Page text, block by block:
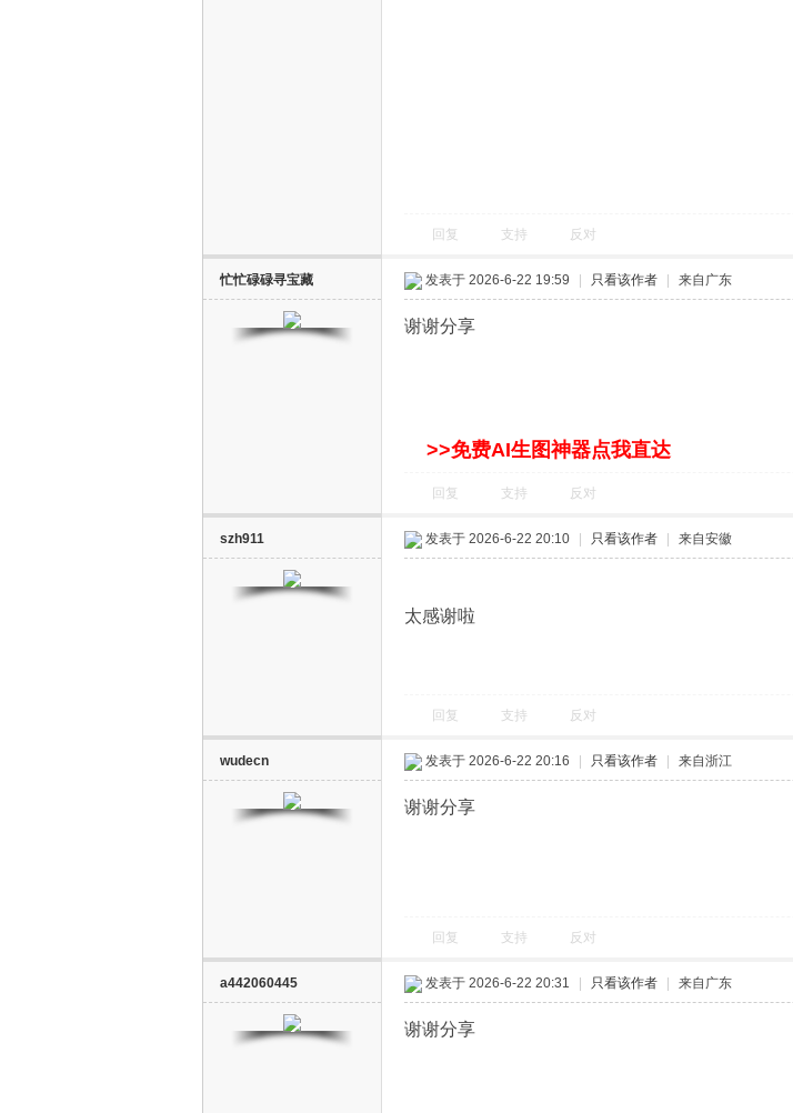
回复 支持 反对
忙忙碌碌寻宝藏 发表于 2026-6-22 19:59 只看该作者 来自广东
谢谢分享
>>免费AI生图神器点我直达
回复 支持 反对
szh911 发表于 2026-6-22 20:10 只看该作者 来自安徽
太感谢啦
回复 支持 反对
wudecn 发表于 2026-6-22 20:16 只看该作者 来自浙江
谢谢分享
回复 支持 反对
a442060445 发表于 2026-6-22 20:31 只看该作者 来自广东
谢谢分享